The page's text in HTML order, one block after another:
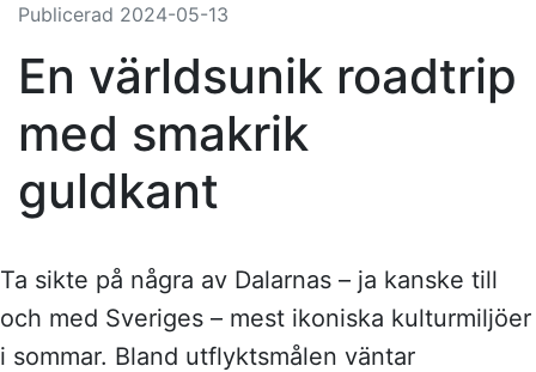
Publicerad 2024-05-13
En världsunik roadtrip
med smakrik
guldkant
Ta sikte på några av Dalarnas – ja kanske till
och med Sveriges – mest ikoniska kulturmiljöer
i sommar. Bland utflyktsmålen väntar